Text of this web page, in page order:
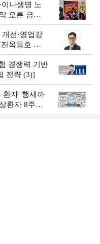
나생명 노
오른 금융
선·영업강
옥동호 신
경쟁력 기반
전략 (3)]
환자' 행세까
환자 8주룰